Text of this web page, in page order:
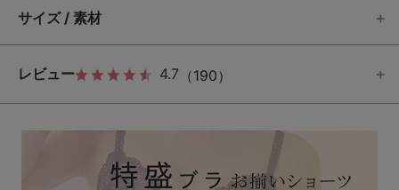
サイズ / 素材
レビュー 4.7 （190）